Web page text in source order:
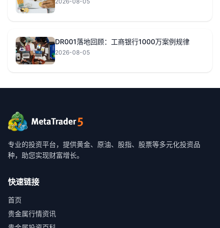
DR001落地回顾：工商银行1000万案例规律
2026-08-05
专业的投资平台，提供黄金、原油、股指、股票等多元化投资品
种，助您实现财富增长。
快速链接
首页
贵金属行情资讯